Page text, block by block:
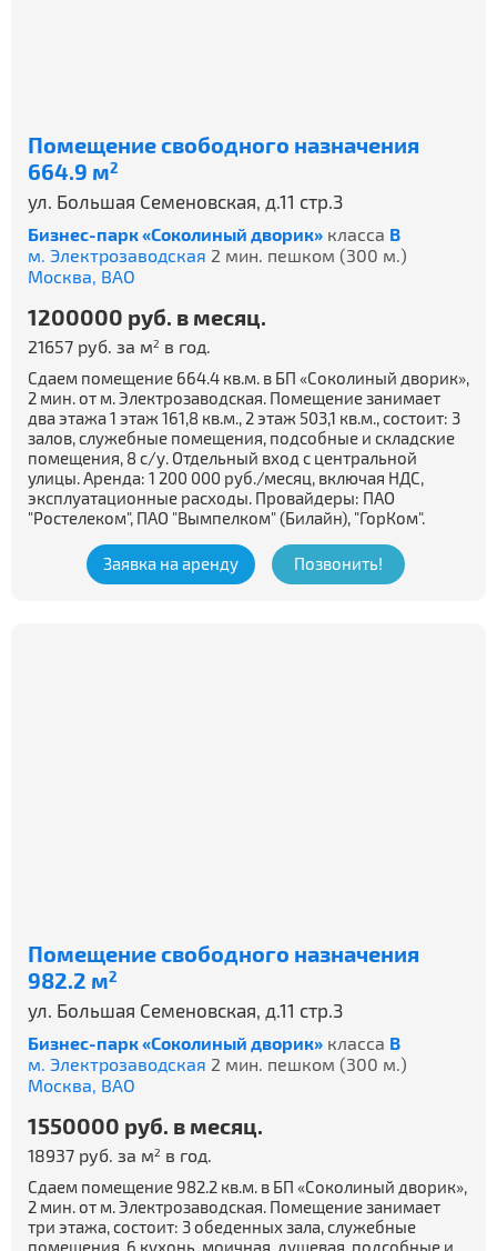
Помещение свободного назначения
664.9 м2
ул. Большая Семеновская, д.11 стр.3
Бизнес-парк «Соколиный дворик» класса B
м. Электрозаводская 2 мин. пешком (300 м.)
Москва, ВАО
1200000 руб. в месяц.
21657 руб. за м2 в год.
Сдаем помещение 664.4 кв.м. в БП «Соколиный дворик»,
2 мин. от м. Электрозаводская. Помещение занимает
два этажа 1 этаж 161,8 кв.м., 2 этаж 503,1 кв.м., состоит: 3
залов, служебные помещения, подсобные и складские
помещения, 8 с/у. Отдельный вход с центральной
улицы. Аренда: 1 200 000 руб./месяц, включая НДС,
эксплуатационные расходы. Провайдеры: ПАО
"Ростелеком", ПАО "Вымпелком" (Билайн), "ГорКом".
Заявка на аренду Позвонить!
Помещение свободного назначения
982.2 м2
ул. Большая Семеновская, д.11 стр.3
Бизнес-парк «Соколиный дворик» класса B
м. Электрозаводская 2 мин. пешком (300 м.)
Москва, ВАО
1550000 руб. в месяц.
18937 руб. за м2 в год.
Сдаем помещение 982.2 кв.м. в БП «Соколиный дворик»,
2 мин. от м. Электрозаводская. Помещение занимает
три этажа, состоит: 3 обеденных зала, служебные
помещения, 6 кухонь, моичная, душевая, подсобные и